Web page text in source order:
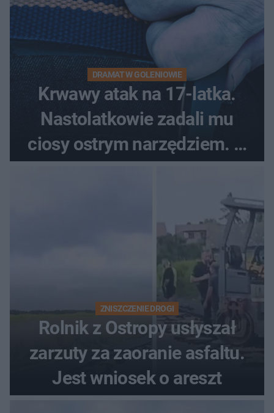
DRAMAT W GOLENIOWIE
Krwawy atak na 17-latka.
Nastolatkowie zadali mu
ciosy ostrym narzędziem. O
ZNISZCZENIE DROGI
Rolnik z Ostropy usłyszał
zarzuty za zaoranie asfaltu.
Jest wniosek o areszt